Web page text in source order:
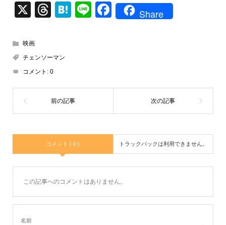
X
T
a
d
s
H
Li
F
o
Share
映画
チェンソーマン
コメント: 0
コメント ( 0 ) トラックバックは利用できません。
この記事へのコメントはありません。
名前